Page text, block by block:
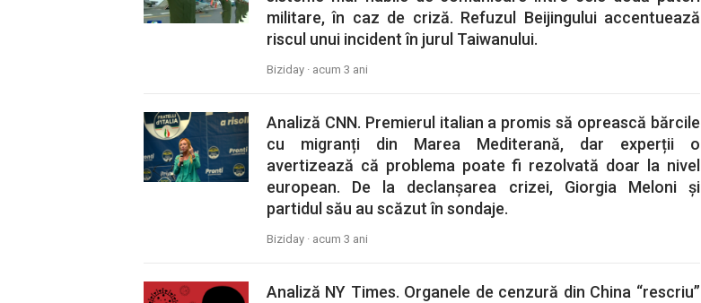
militare, în caz de criză. Refuzul Beijingului accentuează
riscul unui incident în jurul Taiwanului.
Biziday · acum 3 ani
Analiză CNN. Premierul italian a promis să oprească bărcile
cu migranți din Marea Mediterană, dar experții o
avertizează că problema poate fi rezolvată doar la nivel
european. De la declanșarea crizei, Giorgia Meloni și
partidul său au scăzut în sondaje.
Biziday · acum 3 ani
Analiză NY Times. Organele de cenzură din China “rescriu”